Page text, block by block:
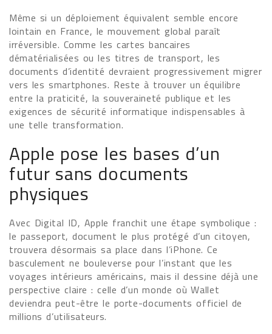
Même si un déploiement équivalent semble encore
lointain en France, le mouvement global paraît
irréversible. Comme les cartes bancaires
dématérialisées ou les titres de transport, les
documents d’identité devraient progressivement migrer
vers les smartphones. Reste à trouver un équilibre
entre la praticité, la souveraineté publique et les
exigences de sécurité informatique indispensables à
une telle transformation.
Apple pose les bases d’un
futur sans documents
physiques
Avec Digital ID, Apple franchit une étape symbolique :
le passeport, document le plus protégé d’un citoyen,
trouvera désormais sa place dans l’iPhone. Ce
basculement ne bouleverse pour l’instant que les
voyages intérieurs américains, mais il dessine déjà une
perspective claire : celle d’un monde où Wallet
deviendra peut-être le porte-documents officiel de
millions d’utilisateurs.